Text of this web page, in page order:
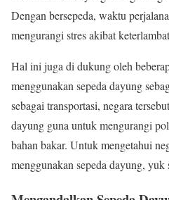
Dengan bersepeda, waktu
mengurangi stres akibat
Hal ini juga di dukung oleh
menggunakan sepeda dayung
sebagai transportasi, negara
dayung guna untuk mengurangi
bahan bakar. Untuk mengetahui
menggunakan sepeda dayung,